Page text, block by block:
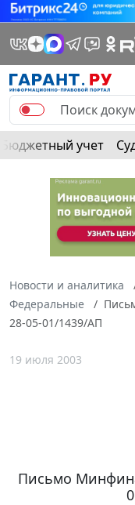
Бюджетный учет
Новости и аналитика
Федеральные
28-05-01/1439/АП
19 июля 2003
Письмо